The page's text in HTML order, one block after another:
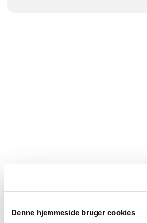
Denne hjemmeside bruger cookies